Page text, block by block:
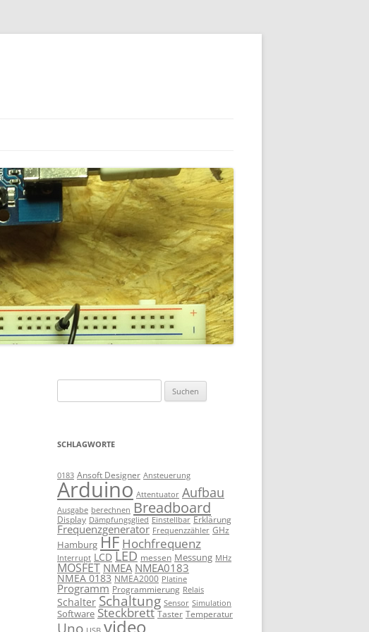
nach:
SCHLAGWORTE
0183 Ansoft Designer Ansteuerung
Arduino Attentuator Aufbau
Ausgabe berechnen Breadboard
Display Dämpfungsglied Einstellbar Erklärung
Frequenzgenerator Frequenzzähler GHz
Hamburg HF Hochfrequenz
Interrupt LCD LED messen Messung MHz
MOSFET NMEA NMEA0183
NMEA 0183 NMEA2000 Platine
Programm Programmierung Relais
Schalter Schaltung Sensor Simulation
Software Steckbrett Taster Temperatur
Uno video